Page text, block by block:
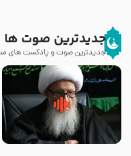
جدیدترین صوت ها
جدیدترین صوت و پادکست های
زوّار اربعین امام حسین (علیه
السلام) با این اشتیاق به زیارت